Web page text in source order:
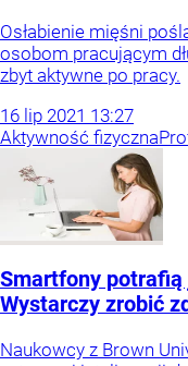
Osłabienie mięśni
osobom pracującym
zbyt aktywne po pracy.
16 lip 2021 13:27
Aktywność fizyczna
Smartfony
Wystarczy zrobić
Naukowcy z Brown